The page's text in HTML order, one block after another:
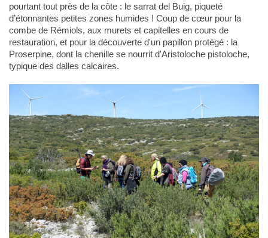
pourtant tout près de la côte : le sarrat del Buig, piqueté
d’étonnantes petites zones humides ! Coup de cœur pour la
combe de Rémiols, aux murets et capitelles en cours de
restauration, et pour la découverte d'un papillon protégé : la
Proserpine, dont la chenille se nourrit d'Aristoloche pistoloche,
typique des dalles calcaires.